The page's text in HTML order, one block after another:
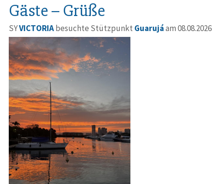
Gäste – Grüße
SYVICTORIAbesuchte Stützpunkt Guarujáam 08.08.2026